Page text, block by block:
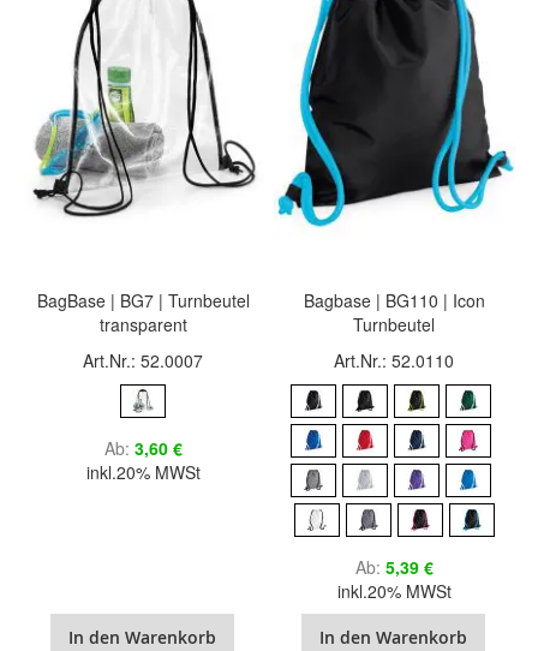
BagBase | BG7 | Turnbeutel
transparent
Art.Nr.: 52.0007
Ab 3,60 €
inkl.20% MWSt
In den Warenkorb
Bagbase | BG110 | Icon
Turnbeutel
Art.Nr.: 52.0110
Ab 5,39 €
inkl.20% MWSt
In den Warenkorb